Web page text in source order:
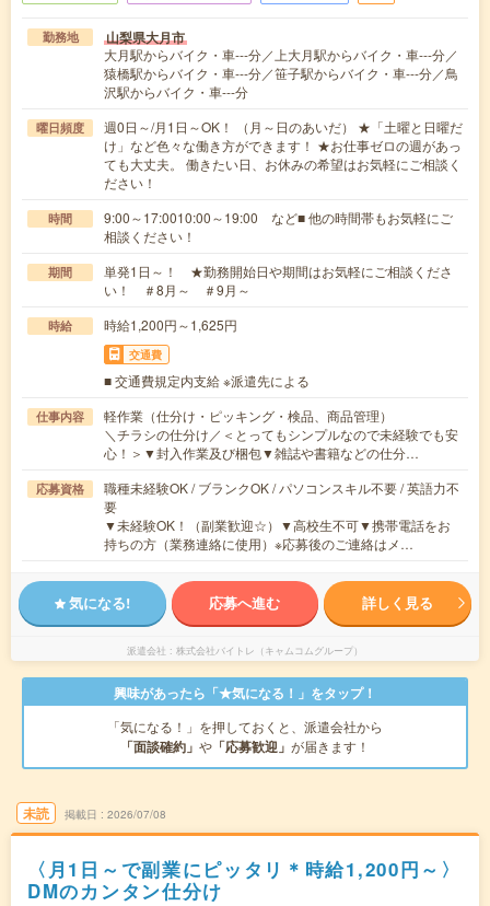
勤務地 山梨県大月市
大月駅からバイク・車---分／上大月駅からバイク・車---分／
猿橋駅からバイク・車---分／笹子駅からバイク・車---分／鳥
沢駅からバイク・車---分
曜日頻度
週0日～/月1日～OK！ （月～日のあいだ） ★「土曜と日曜だ
け」など色々な働き方ができます！ ★お仕事ゼロの週があっ
ても大丈夫。 働きたい日、お休みの希望はお気軽にご相談く
ださい！
時間
9:00～17:0010:00～19:00 など■ 他の時間帯もお気軽にご
相談ください！
期間
単発1日～！ ★勤務開始日や期間はお気軽にご相談くださ
い！ ＃8月～ ＃9月～
時給 時給1,200円～1,625円
交通費
■ 交通費規定内支給 ※派遣先による
仕事内容
軽作業（仕分け・ピッキング・検品、商品管理）
＼チラシの仕分け／＜とってもシンプルなので未経験でも安
心！＞▼封入作業及び梱包▼雑誌や書籍などの仕分…
応募資格
職種未経験OK / ブランクOK / パソコンスキル不要 / 英語力不
要
▼未経験OK！（副業歓迎☆）▼高校生不可▼携帯電話をお
持ちの方（業務連絡に使用）※応募後のご連絡はメ…
気になる! 応募へ進む 詳しく見る
派遣会社 株式会社バイトレ（キャムコムグループ）
興味があったら「★気になる！」をタップ！
「気になる！」を押しておくと、派遣会社から
「面談確約」 や 「応募歓迎」 が届きます！
未読 掲載日 2026/07/08
〈月1日～で副業にピッタリ＊時給1,200円～〉
DMのカンタン仕分け